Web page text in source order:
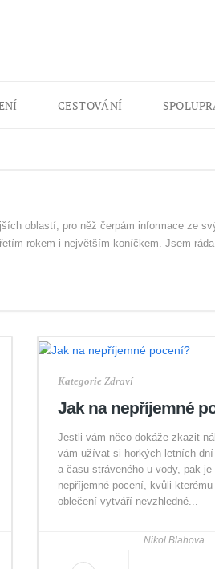
CESTOVÁNÍ
oblastí, pro něž čerpám informace ze
rokem i největším koníčkem. Jsem
Kategorie Zdraví
Jak na nepříjemné
Jestli vám něco dokáže zkazit
vám užívat si horkých letních
a času stráveného u vody, pak je
nepříjemné pocení, kvůli
oblečení vytváří nevzhledné...
Nikol Blahova